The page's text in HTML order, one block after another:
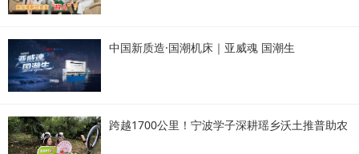
中国新质造·国潮机床｜亚威魂 国潮生
跨越1700公里！宁波学子深耕瑶乡沃土推普助农